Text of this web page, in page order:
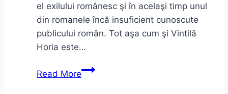
el exilului românesc şi în acelaşi timp unul
din romanele încă insuficient cunoscute
publicului român. Tot aşa cum şi Vintilă
Horia este…
Read MoreDumnezeu